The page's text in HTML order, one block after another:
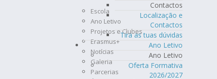
Contactos
Localização e
Contactos
Tira as tuas dúvidas
Ano Letivo
Ano Letivo
Oferta Formativa
2026/2027
Escola
Ano Letivo
Projetos e Clubes
Erasmus+
Notícias
Galeria
Parcerias